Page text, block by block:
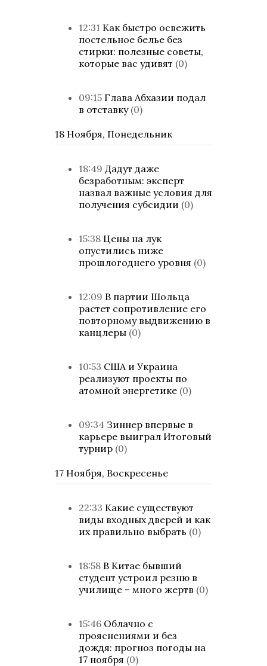
12:31 Как быстро освежить
постельное белье без
стирки: полезные советы,
которые вас удивят (0)
09:15 Глава Абхазии подал
в отставку (0)
18 Ноября, Понедельник
18:49 Дадут даже
безработным: эксперт
назвал важные условия для
получения субсидии (0)
15:38 Цены на лук
опустились ниже
прошлогоднего уровня (0)
12:09 В партии Шольца
растет сопротивление его
повторному выдвижению в
канцлеры (0)
10:53 США и Украина
реализуют проекты по
атомной энергетике (0)
09:34 Зиннер впервые в
карьере выиграл Итоговый
турнир (0)
17 Ноября, Воскресенье
22:33 Какие существуют
виды входных дверей и как
их правильно выбрать (0)
18:58 В Китае бывший
студент устроил резню в
училище – много жертв (0)
15:46 Облачно с
прояснениями и без
дождя: прогноз погоды на
17 ноября (0)